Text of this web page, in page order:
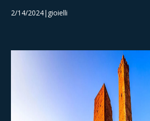
2/14/2024|gioielli